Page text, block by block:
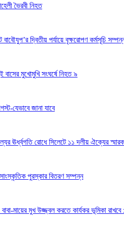
ভৈরবী নিহত
দ্বিতীয় পর্যায়ে বৃক্ষরোপণ কর্মসূচি
বাসের মুখোমুখি সংঘর্ষে নিহত ৯
যেভাবে জানা যাবে
ঊর্ধ্বগতি রোধে সিলেটে ১১ দলীয় ঐক্যের
সাংস্কৃতিক পুরস্কার বিতরণ সম্পন্ন
মায়ের মুখ উজ্জ্বল করতে কার্যকর ভূমিকা